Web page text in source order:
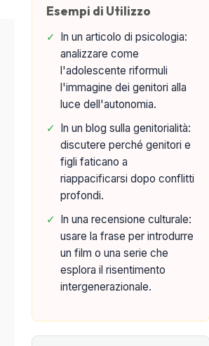
Esempi di Utilizzo
✓ In un articolo di psicologia:
analizzare come
l'adolescente riformuli
l'immagine dei genitori alla
luce dell'autonomia.
✓ In un blog sulla genitorialità:
discutere perché genitori e
figli faticano a
riappacificarsi dopo conflitti
profondi.
✓ In una recensione culturale:
usare la frase per introdurre
un film o una serie che
esplora il risentimento
intergenerazionale.